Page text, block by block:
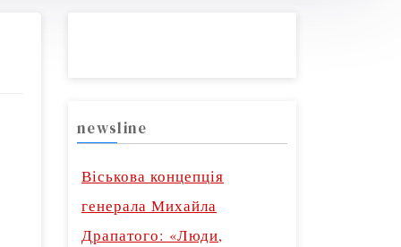
newsline
Віськова концепція
генерала Михайла
Драпатого: «Люди,